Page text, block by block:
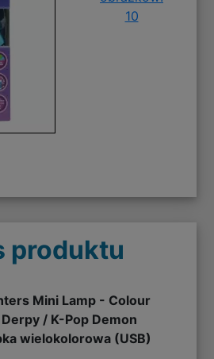
10
produktu
Mini Lamp - Colour
/ K-Pop Demon
wielokolorowa (USB)